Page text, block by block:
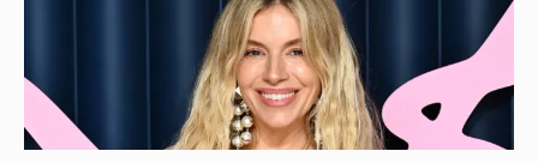
Сиенна Миллер раскрыла пол третьего
ребёнка и показала редкие фото с детьми